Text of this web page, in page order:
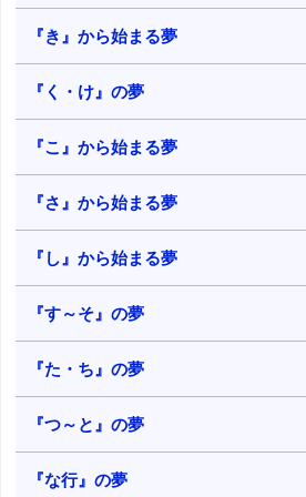
観
欲
14. 仏像を閉じ込める夢 - 独占欲や
自己中心的思考
15. 仏像を助ける夢 - 助けてもらえ
る可能性
16. 仏像を殴る夢 - 気付いて欲しい
感情
17. 仏像を観察する夢 - 見習うこと
や反面教師
18. 仏像を食べる夢 - 金運上昇や不
19. 仏像に乗る夢 - 信頼感
20. 仏像に嫉妬する夢 - 独占欲や虚
栄心
40. 仏像に捕まる夢 - 興味を持たれ
41. 仏像と別れる夢 - 別れる不安や
42. 仏像と戯れる夢・仏像に舐めら
れる夢 - リラックスした生活
43. 仏像と遊ぶ夢 - 相手との関係
44. 仏像がなつかない夢 - 進展しな
い関係
45. 仏像と浮気する夢 - 倫理観や信
46. 仏像に再会する夢 - 再会を望む
47. 仏像から借りる夢 - 手助けして
もらいたい気持ち
48. 仏像に貸す夢 - 手助けすること
『き』から始まる夢
『く・け』の夢
『こ』から始まる夢
『さ』から始まる夢
『し』から始まる夢
『す～そ』の夢
『た・ち』の夢
『つ～と』の夢
『な行』の夢